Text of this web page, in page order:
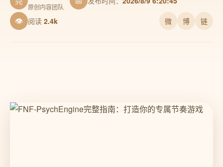
原创内容团队
👁 阅读 2.4k 微 博 链